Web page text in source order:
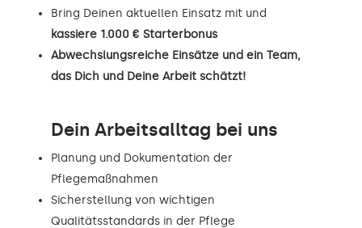
Bring Deinen aktuellen Einsatz mit und
kassiere 1.000 € Starterbonus
Abwechslungsreiche Einsätze und ein Team,
das Dich und Deine Arbeit schätzt!
Dein Arbeitsalltag bei uns
Planung und Dokumentation der
Pflegemaßnahmen
Sicherstellung von wichtigen
Qualitätsstandards in der Pflege